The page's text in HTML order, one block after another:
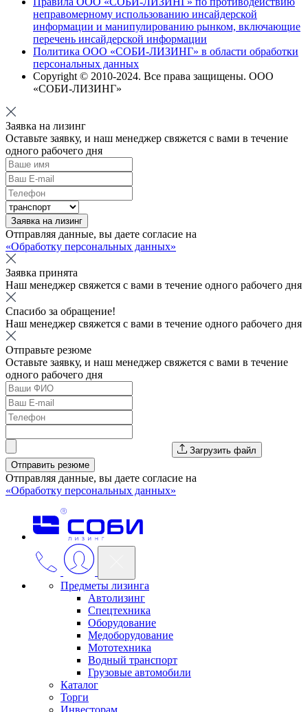
неправомерному использованию инсайдерской
информации и манипулированию рынком, включающие
перечень инсайдерской информации
Политика ООО «СОБИ-ЛИЗИНГ» в области обработки
персональных данных
Copyright © 2010-2024. Все права защищены. ООО
«СОБИ-ЛИЗИНГ»
Заявка на лизинг
Оставьте заявку, и наш менеджер свяжется с вами в течение
одного рабочего дня
Заявка на лизинг
Отправляя данные, вы даете согласие на
«Обработку персональных данных»
Заявка принята
Наш менеджер свяжется с вами в течение одного рабочего дня
Спасибо за обращение!
Наш менеджер свяжется с вами в течение одного рабочего дня
Отправьте резюме
Оставьте заявку, и наш менеджер свяжется с вами в течение
одного рабочего дня
Загрузить файл
Отправить резюме
Отправляя данные, вы даете согласие на
«Обработку персональных данных»
Предметы лизинга
Автолизинг
Спецтехника
Оборудование
Медоборудование
Мототехника
Водный транспорт
Грузовые автомобили
Каталог
Торги
Инвесторам